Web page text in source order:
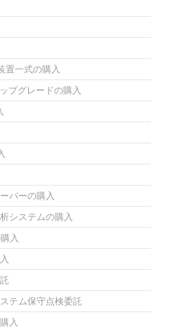
置一式の購入
プグレードの購入
バーの購入
システムの購入
入
テム保守点検委託
入